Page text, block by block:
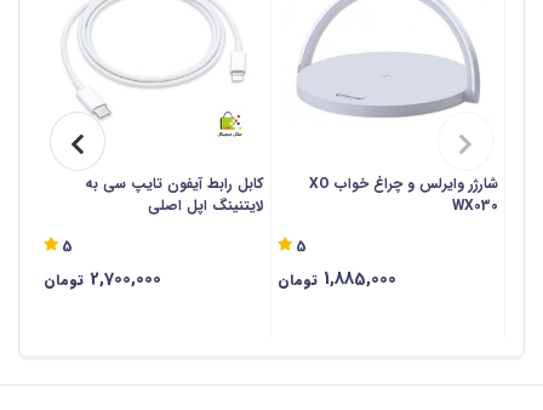
شارژر وایرلس و چراغ خواب XO
WX030
5
1,885,000 تومان
کابل رابط آیفون تایپ سی به
لایتنینگ اپل اصلی
5
2,700,000 تومان